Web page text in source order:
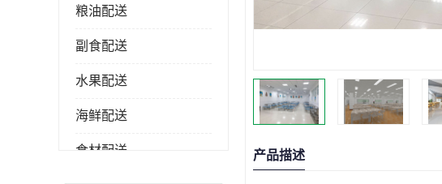
粮油配送
副食配送
水果配送
海鲜配送
食材配送 产品描述